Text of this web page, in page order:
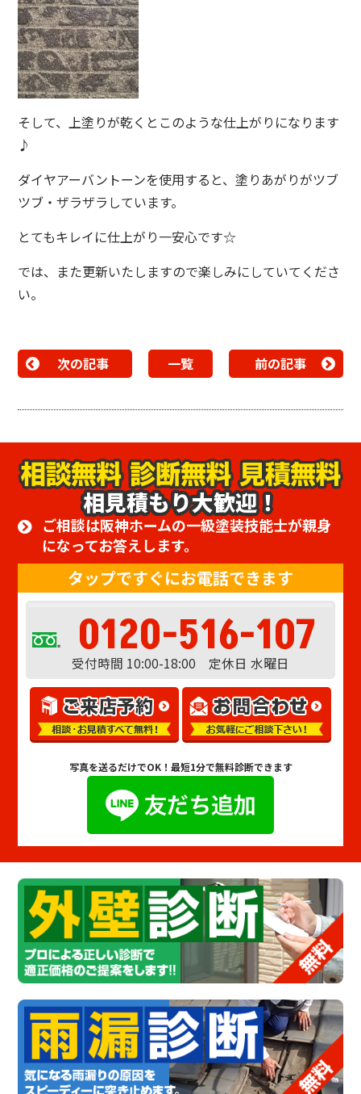
そして、上塗りが乾くとこのような仕上がりになります
♪
ダイヤアーバントーンを使用すると、塗りあがりがツブ
ツブ・ザラザラしています。
とてもキレイに仕上がり一安心です☆
では、また更新いたしますので楽しみにしていてくださ
い。
次の記事 一覧 前の記事
相見積もり大歓迎！
ご相談は阪神ホームの一級塗装技能士が親身
になってお答えします。
タップですぐにお電話できます
0120-516-107
受付時間 10:00-18:00 定休日 水曜日
写真を送るだけでOK！ 最短1分で無料診断できます